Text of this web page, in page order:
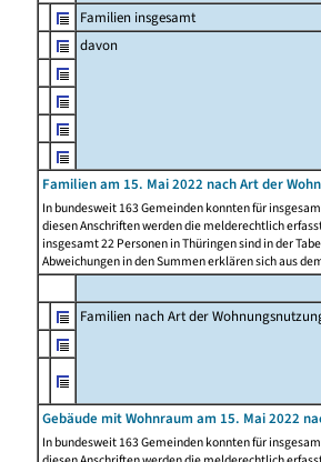
Familien insgesamt
davon
Familien am 15. Mai 2022 nach Art der
In bundesweit 163 Gemeinden konnten für
diesen Anschriften werden die melderechtlich
insgesamt 22 Personen in Thüringen sind in der
Abweichungen in den Summen erklären sich aus
Familien nach Art der
Gebäude mit Wohnraum am 15. Mai 2022
In bundesweit 163 Gemeinden konnten für